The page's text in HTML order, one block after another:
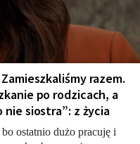
razem.
po rodzicach, a
nie siostra”: z życia
ostatnio dużo pracuję i